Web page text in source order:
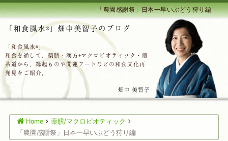
「農園感謝祭」日本一早いぶどう狩り編
「和食風水®」畑中美智子のブログ
「和食風水®」
和食を通して、薬膳・漢方+マクロビオティック・煎
茶道から、縁起ものや開運フードなどの和食文化再
発見をご紹介。
畑中 美智子
Home
薬膳/マクロビオティック
「農園感謝祭」日本一早いぶどう狩り編